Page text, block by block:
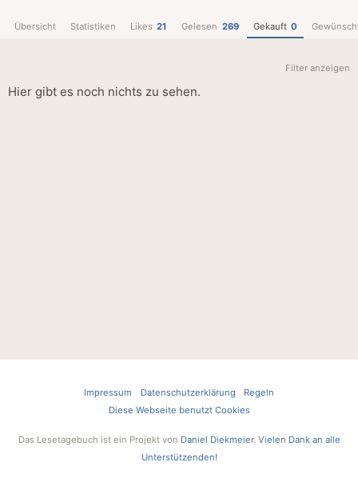
Übersicht Statistiken Likes 21 Gelesen 269 Gekauft 0
Filter anzeigen
Hier gibt es noch nichts zu sehen.
Impressum Datenschutzerklärung
Regeln
Diese Webseite benutzt Cookies
Das Lesetagebuch ist ein Projekt von Daniel Diekmeier. Vielen Dank an alle
Unterstützenden!